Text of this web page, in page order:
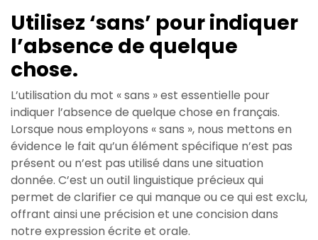
Utilisez ‘sans’ pour indiquer
l’absence de quelque
chose.
L’utilisation du mot « sans » est essentielle pour
indiquer l’absence de quelque chose en français.
Lorsque nous employons « sans », nous mettons en
évidence le fait qu’un élément spécifique n’est pas
présent ou n’est pas utilisé dans une situation
donnée. C’est un outil linguistique précieux qui
permet de clarifier ce qui manque ou ce qui est exclu,
offrant ainsi une précision et une concision dans
notre expression écrite et orale.